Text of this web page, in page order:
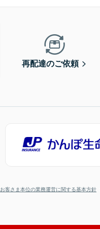
再配達のご依頼
お客さま本位の業務運営に関する基本方針